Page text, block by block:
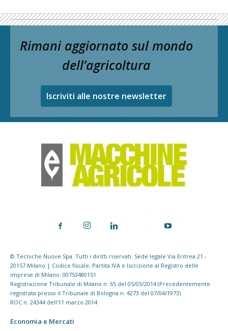
Rimani aggiornato sul mondo
dell’agricoltura
Iscriviti alle nostre newsletter
© Tecniche Nuove Spa. Tutti i diritti riservati. Sede legale Via Eritrea 21 -
20157 Milano | Codice fiscale, Partita IVA e Iscrizione al Registro delle
imprese di Milano: 00753480151
Registrazione Tribunale di Milano n. 65 del 05/03/2014 (Precedentemente
registrata presso il Tribunale di Bologna n. 4273 del 07/04/1973)
ROC n. 24344 dell'11 marzo 2014
Economia e Mercati